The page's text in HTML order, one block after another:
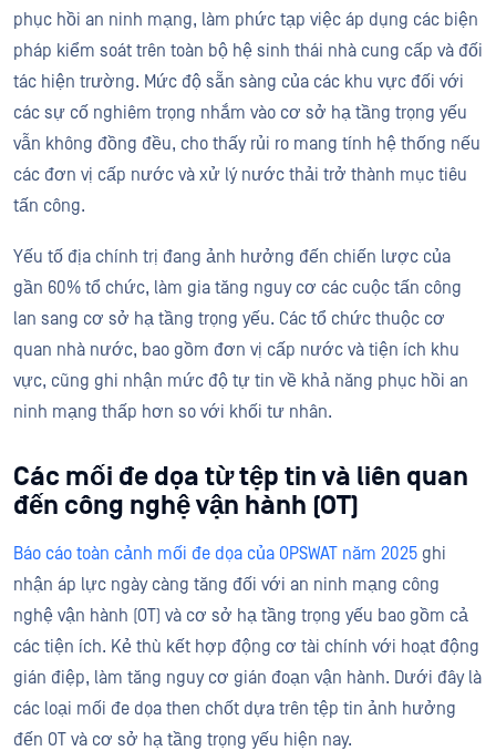
phục hồi an ninh mạng, làm phức tạp việc áp dụng các biện
pháp kiểm soát trên toàn bộ hệ sinh thái nhà cung cấp và đối
tác hiện trường. Mức độ sẵn sàng của các khu vực đối với
các sự cố nghiêm trọng nhắm vào cơ sở hạ tầng trọng yếu
vẫn không đồng đều, cho thấy rủi ro mang tính hệ thống nếu
các đơn vị cấp nước và xử lý nước thải trở thành mục tiêu
tấn công.
Yếu tố địa chính trị đang ảnh hưởng đến chiến lược của
gần 60% tổ chức, làm gia tăng nguy cơ các cuộc tấn công
lan sang cơ sở hạ tầng trọng yếu. Các tổ chức thuộc cơ
quan nhà nước, bao gồm đơn vị cấp nước và tiện ích khu
vực, cũng ghi nhận mức độ tự tin về khả năng phục hồi an
ninh mạng thấp hơn so với khối tư nhân.
Các mối đe dọa từ tệp tin và liên quan
đến công nghệ vận hành (OT)
Báo cáo toàn cảnh mối đe dọa của OPSWAT năm 2025 ghi
nhận áp lực ngày càng tăng đối với an ninh mạng công
nghệ vận hành (OT) và cơ sở hạ tầng trọng yếu bao gồm cả
các tiện ích. Kẻ thù kết hợp động cơ tài chính với hoạt động
gián điệp, làm tăng nguy cơ gián đoạn vận hành. Dưới đây là
các loại mối đe dọa then chốt dựa trên tệp tin ảnh hưởng
đến OT và cơ sở hạ tầng trọng yếu hiện nay.